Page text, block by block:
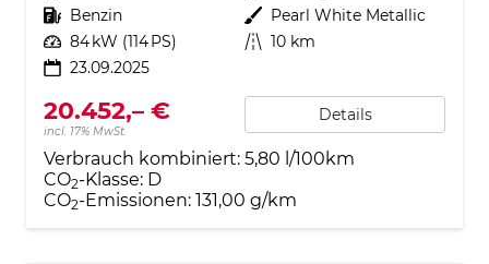
Kraftstoff Benzin Außenfarbe Pearl White Metallic
Leistung 84 kW (114 PS) Kilometerstand 10 km
23.09.2025
20.452,– €
incl. 17% MwSt.
Details
Verbrauch kombiniert: 5,80 l/100km
CO2-Klasse: D
CO2-Emissionen: 131,00 g/km